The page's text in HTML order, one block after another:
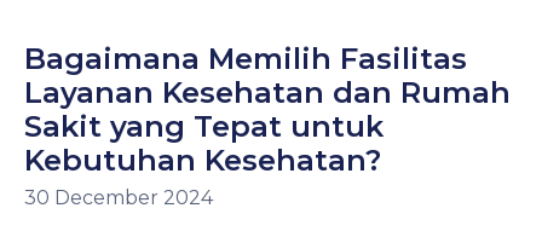
Bagaimana Memilih Fasilitas
Layanan Kesehatan dan Rumah
Sakit yang Tepat untuk
Kebutuhan Kesehatan?
30 December 2024